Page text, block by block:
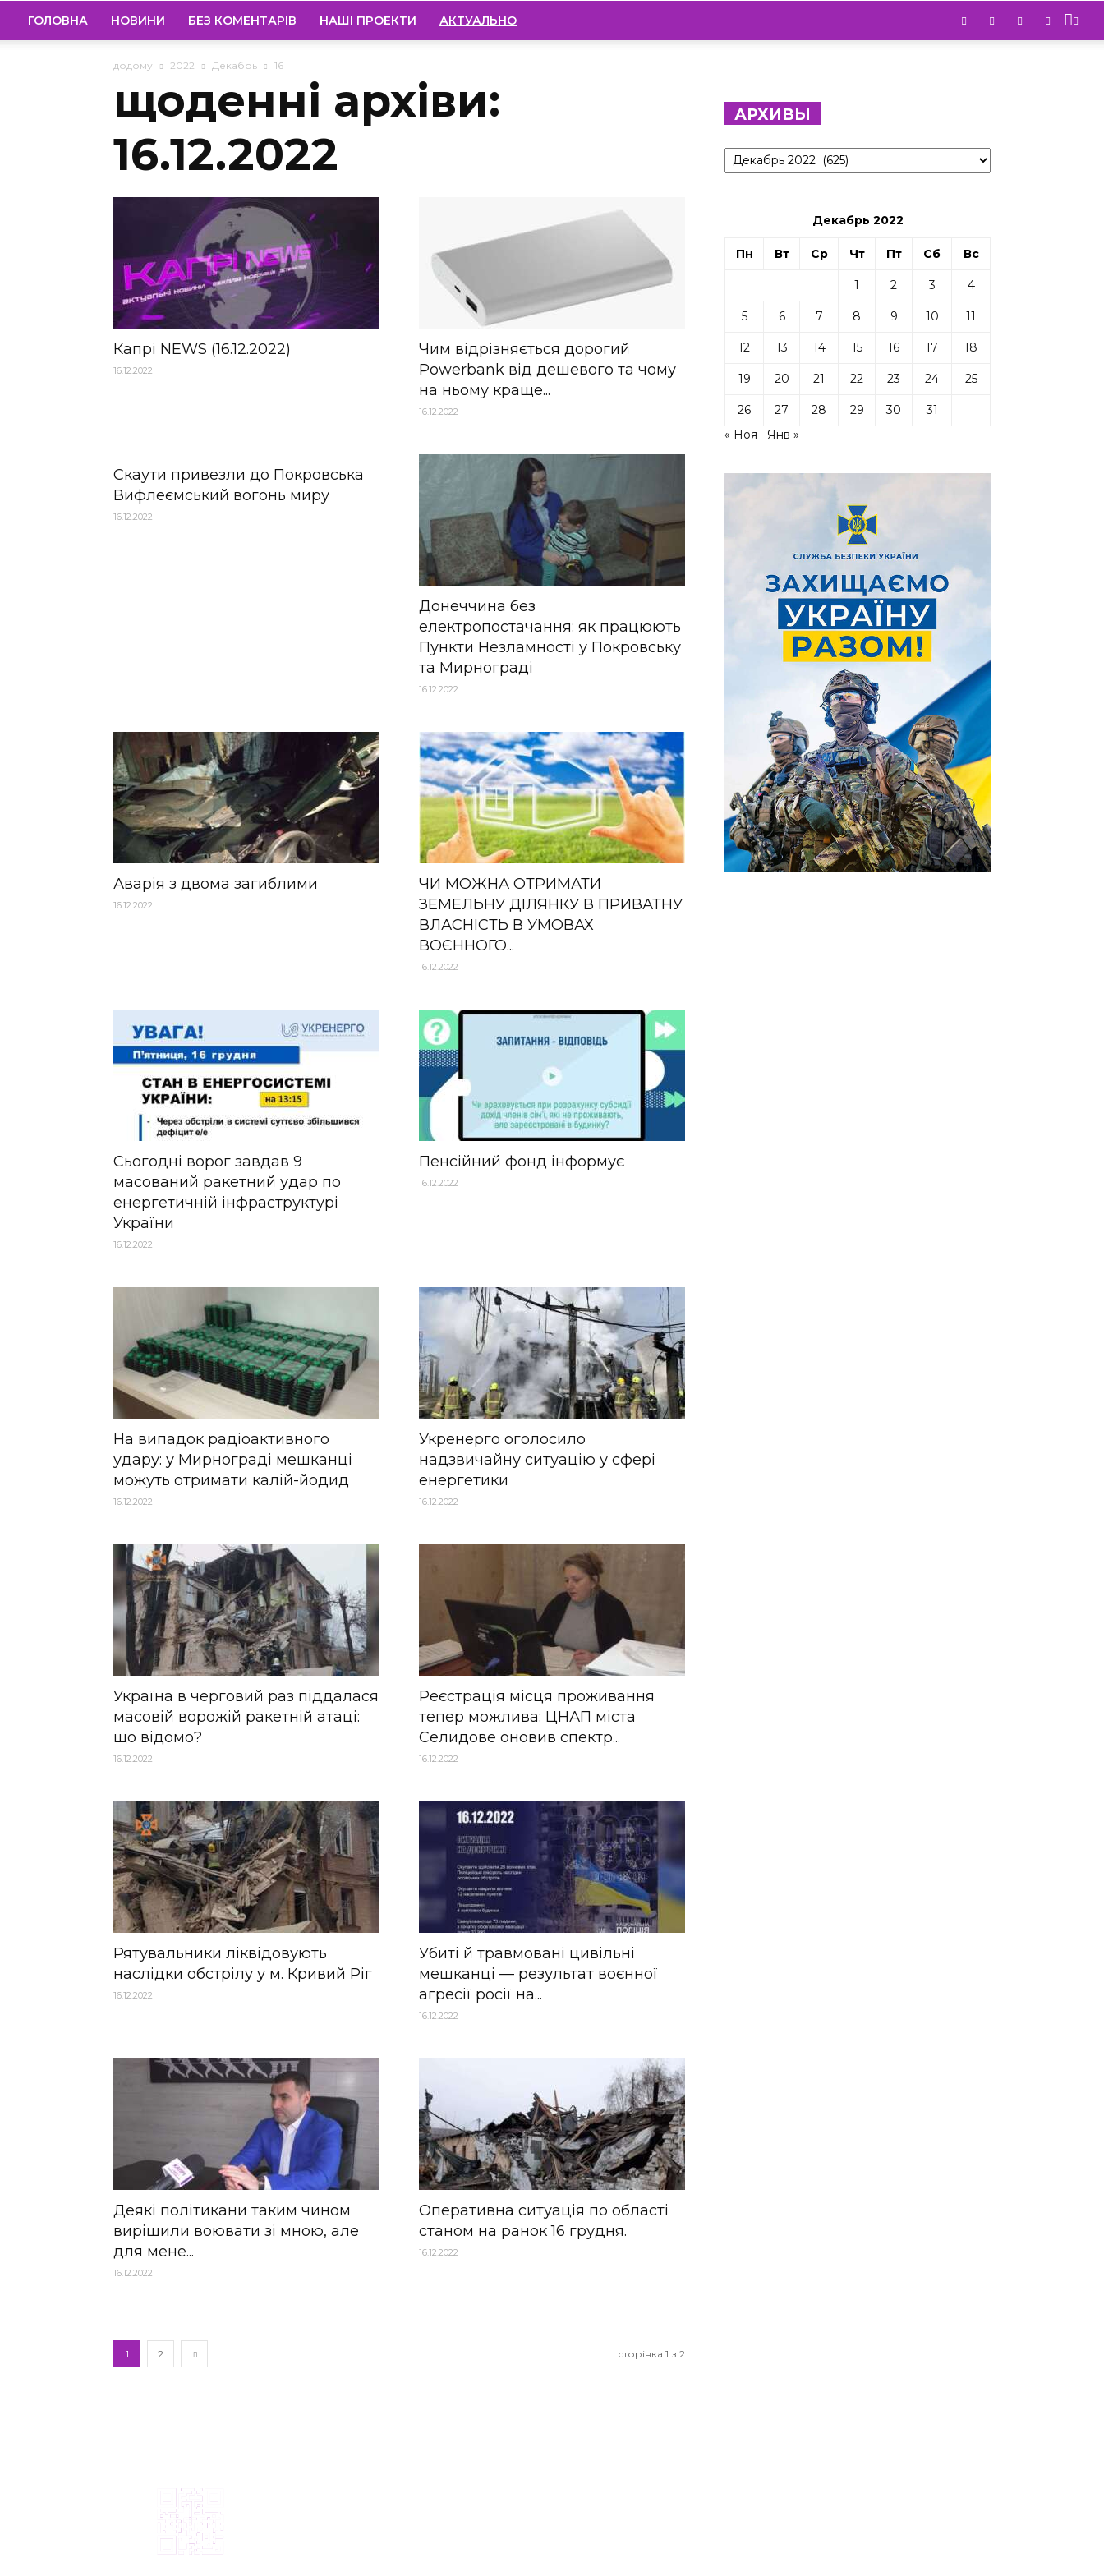
ГОЛОВНА НОВИНИ БЕЗ КОМЕНТАРІВ НАШІ ПРОЕКТИ АКТУАЛЬНО
додому 2022 Декабрь 16
щоденні архіви:
16.12.2022
Капрі NEWS (16.12.2022)
16.12.2022
Чим відрізняється дорогий
Powerbank від дешевого та чому
на ньому краще...
16.12.2022
Скаути привезли до Покровська
Вифлеємський вогонь миру
16.12.2022
Донеччина без
електропостачання: як працюють
Пункти Незламності у Покровську
та Мирнограді
16.12.2022
Аварія з двома загиблими
16.12.2022
ЧИ МОЖНА ОТРИМАТИ
ЗЕМЕЛЬНУ ДІЛЯНКУ В ПРИВАТНУ
ВЛАСНІСТЬ В УМОВАХ
ВОЄННОГО...
16.12.2022
Сьогодні ворог завдав 9
масований ракетний удар по
енергетичній інфраструктурі
України
16.12.2022
Пенсійний фонд інформує
16.12.2022
На випадок радіоактивного
удару: у Мирнограді мешканці
можуть отримати калій-йодид
16.12.2022
Укренерго оголосило
надзвичайну ситуацію у сфері
енергетики
16.12.2022
Україна в черговий раз піддалася
масовій ворожій ракетній атаці:
що відомо?
16.12.2022
Реєстрація місця проживання
тепер можлива: ЦНАП міста
Селидове оновив спектр...
16.12.2022
Рятувальники ліквідовують
наслідки обстрілу у м. Кривий Ріг
16.12.2022
Убиті й травмовані цивільні
мешканці — результат воєнної
агресії росії на...
16.12.2022
Деякі політикани таким чином
вирішили воювати зі мною, але
для мене...
16.12.2022
Оперативна ситуація по області
станом на ранок 16 грудня.
16.12.2022
1 2 сторінка 1 з 2
АРХИВЫ
Архивы
Декабрь 2022
Пн Вт Ср Чт Пт Сб Вс
1 2 3 4
5 6 7 8 9 10 11
12 13 14 15 16 17 18
19 20 21 22 23 24 25
26 27 28 29 30
31
« Ноя
Янв »